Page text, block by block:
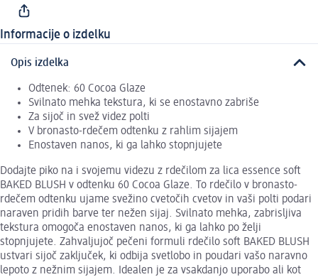
Informacije o izdelku
Opis izdelka
Odtenek: 60 Cocoa Glaze
Svilnato mehka tekstura, ki se enostavno zabriše
Za sijoč in svež videz polti
V bronasto-rdečem odtenku z rahlim sijajem
Enostaven nanos, ki ga lahko stopnjujete
Dodajte piko na i svojemu videzu z rdečilom za lica essence soft
BAKED BLUSH v odtenku 60 Cocoa Glaze. To rdečilo v bronasto-
rdečem odtenku ujame svežino cvetočih cvetov in vaši polti podari
naraven pridih barve ter nežen sijaj. Svilnato mehka, zabrisljiva
tekstura omogoča enostaven nanos, ki ga lahko po želji
stopnjujete. Zahvaljujoč pečeni formuli rdečilo soft BAKED BLUSH
ustvari sijoč zaključek, ki odbija svetlobo in poudari vašo naravno
lepoto z nežnim sijajem. Idealen je za vsakdanjo uporabo ali kot